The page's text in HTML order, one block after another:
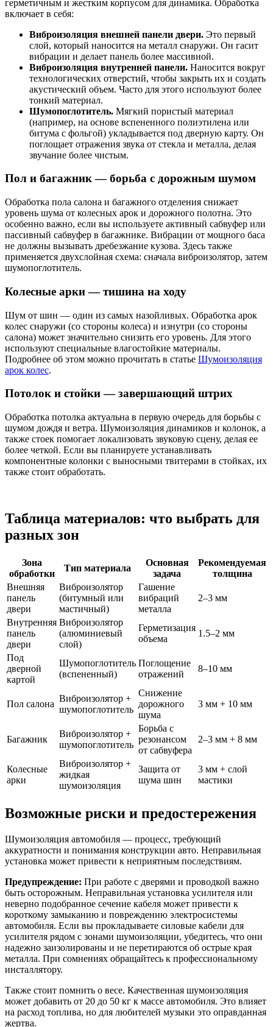
герметичным и жестким корпусом для динамика. Обработка
включает в себя:
Виброизоляция внешней панели двери. Это первый
слой, который наносится на металл снаружи. Он гасит
вибрации и делает панель более массивной.
Виброизоляция внутренней панели. Наносится вокруг
технологических отверстий, чтобы закрыть их и создать
акустический объем. Часто для этого используют более
тонкий материал.
Шумопоглотитель. Мягкий пористый материал
(например, на основе вспененного полиэтилена или
битума с фольгой) укладывается под дверную карту. Он
поглощает отражения звука от стекла и металла, делая
звучание более чистым.
Пол и багажник — борьба с дорожным шумом
Обработка пола салона и багажного отделения снижает
уровень шума от колесных арок и дорожного полотна. Это
особенно важно, если вы используете активный сабвуфер или
пассивный сабвуфер в багажнике. Вибрации от мощного баса
не должны вызывать дребезжание кузова. Здесь также
применяется двухслойная схема: сначала виброизолятор, затем
шумопоглотитель.
Колесные арки — тишина на ходу
Шум от шин — один из самых назойливых. Обработка арок
колес снаружи (со стороны колеса) и изнутри (со стороны
салона) может значительно снизить его уровень. Для этого
используют специальные влагостойкие материалы.
Подробнее об этом можно прочитать в статье Шумоизоляция
арок колес.
Потолок и стойки — завершающий штрих
Обработка потолка актуальна в первую очередь для борьбы с
шумом дождя и ветра. Шумоизоляция динамиков и колонок, а
также стоек помогает локализовать звуковую сцену, делая ее
более четкой. Если вы планируете устанавливать
компонентные колонки с выносными твитерами в стойках, их
также стоит обработать.
Таблица материалов: что выбрать для
разных зон
Зона
обработки
Тип материала
Основная
задача
Рекомендуемая
толщина
Внешняя
панель
двери
Виброизолятор
(битумный или
мастичный)
Гашение
вибраций
металла
2–3 мм
Внутренняя
панель
двери
Виброизолятор
(алюминиевый
слой)
Герметизация
объема
1.5–2 мм
Под
дверной
картой
Шумопоглотитель
(вспененный)
Поглощение
отражений
8–10 мм
Пол салона
Виброизолятор +
шумопоглотитель
Снижение
дорожного
шума
3 мм + 10 мм
Багажник
Виброизолятор +
шумопоглотитель
Борьба с
резонансом
от сабвуфера
2–3 мм + 8 мм
Колесные
арки
Виброизолятор +
жидкая
шумоизоляция
Защита от
шума шин
3 мм + слой
мастики
Возможные риски и предостережения
Шумоизоляция автомобиля — процесс, требующий
аккуратности и понимания конструкции авто. Неправильная
установка может привести к неприятным последствиям.
Предупреждение: При работе с дверями и проводкой важно
быть осторожным. Неправильная установка усилителя или
неверно подобранное сечение кабеля может привести к
короткому замыканию и повреждению электросистемы
автомобиля. Если вы прокладываете силовые кабели для
усилителя рядом с зонами шумоизоляции, убедитесь, что они
надежно заизолированы и не перетираются об острые края
металла. При сомнениях обращайтесь к профессиональному
инсталлятору.
Также стоит помнить о весе. Качественная шумоизоляция
может добавить от 20 до 50 кг к массе автомобиля. Это влияет
на расход топлива, но для любителей музыки это оправданная
жертва.